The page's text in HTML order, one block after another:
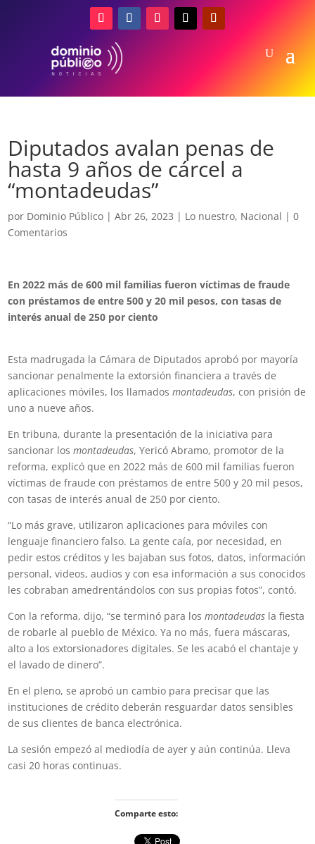
Diputados avalan penas de
hasta 9 años de cárcel a
“montadeudas”
por Dominio Público |Abr 26, 2023 | Lo nuestro, Nacional |0
Comentarios
En 2022 más de 600 mil familias fueron víctimas de fraude
con préstamos de entre 500 y 20 mil pesos, con tasas de
interés anual de 250 por ciento
Esta madrugada la Cámara de Diputados aprobó por mayoría
sancionar penalmente la extorsión financiera a través de
aplicaciones móviles, los llamadosmontadeudas, con prisión de
uno a nueve años.
En tribuna, durante la presentación de la iniciativa para
sancionar losmontadeudas, Yericó Abramo, promotor de la
reforma, explicó que en 2022 más de 600 mil familias fueron
víctimas de fraude con préstamos de entre 500 y 20 mil pesos,
con tasas de interés anual de 250 por ciento.
“Lo más grave, utilizaron aplicaciones para móviles con
lenguaje financiero falso. La gente caía, por necesidad, en
pedir estos créditos y les bajaban sus fotos, datos, información
personal, videos, audios y con esa información a sus conocidos
les cobraban amedrentándolos con sus propias fotos”, contó.
Con la reforma, dijo, “se terminó para losmontadeudas la fiesta
de robarle al pueblo de México. Ya no más, fuera máscaras,
alto a los extorsionadores digitales. Se les acabó el chantaje y
el lavado de dinero”.
En el pleno, se aprobó un cambio para precisar que las
instituciones de crédito deberán resguardar datos sensibles
de sus clientes de banca electrónica.
La sesión empezó al mediodía de ayer y aún continúa. Lleva
casi 20 horas continuas.
Comparte esto: